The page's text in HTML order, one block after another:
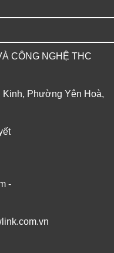
CÔNG NGHỆ THC
Phường Yên Hoà,
-